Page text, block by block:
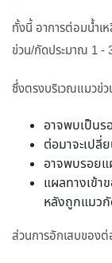
ทั้งนี้ อาการต่อมน้ำ
ข่วน/กัดประมาณ 1 -
ซึ่งตรงบริเวณแมวข่
อาจพบเป็นร
ต่อมาจะเปลี่
อาจพบรอยแ
แผลทางเข้า
หลังถูกแมว
ส่วนการอักเสบของต่